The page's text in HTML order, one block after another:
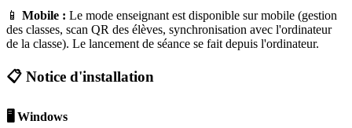
📱 Mobile : Le mode enseignant est disponible sur mobile (gestion
des classes, scan QR des élèves, synchronisation avec l'ordinateur
de la classe). Le lancement de séance se fait depuis l'ordinateur.
📋 Notice d'installation
🖥️ Windows